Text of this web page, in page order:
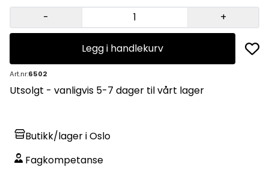
- +
Legg i handlekurv
Art.nr:6502
Utsolgt - vanligvis 5-7 dager til vårt lager
Butikk/lager i Oslo
Fagkompetanse